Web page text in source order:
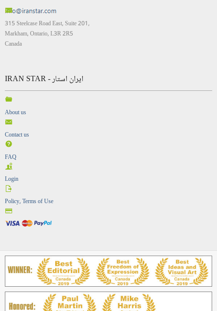
315 Steelcase Road East, Suite 201,
Markham, Ontario, L3R 2R5
Canada
IRAN STAR - ایران استار
About us
Contact us
FAQ
Login
Policy, Terms of Use